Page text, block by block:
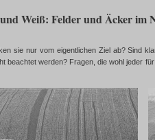
Weiß: Felder und Äcker im
sie nur vom eigentlichen Ziel ab? Sind
beachtet werden? Fragen, die wohl jeder